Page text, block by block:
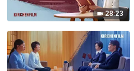
28:23